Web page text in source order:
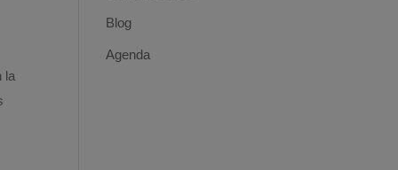
la
Blog
Agenda